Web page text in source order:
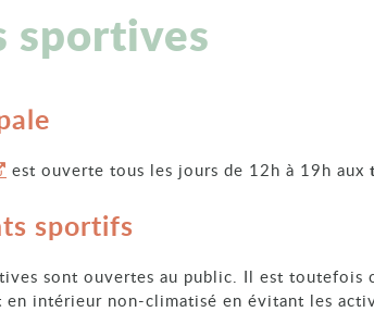
sportives
est ouverte tous les jours de 12h à 19h aux
sportifs
sont ouvertes au public. Il est toutefois
intérieur non-climatisé en évitant les